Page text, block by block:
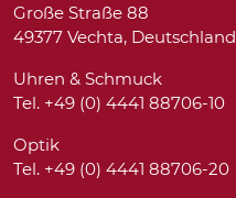
Große Straße 88
49377 Vechta, Deutschland
Uhren & Schmuck
Tel. +49 (0) 4441 88706-10
Optik
Tel. +49 (0) 4441 88706-20